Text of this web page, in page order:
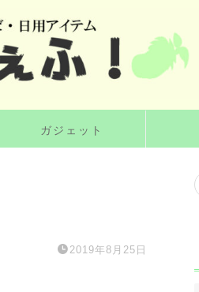
ガジェット
2019年8月25日